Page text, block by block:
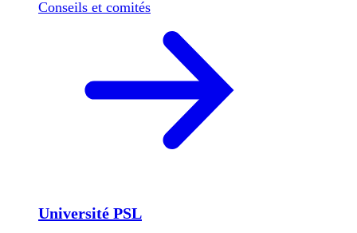
Conseils et comités
Université PSL